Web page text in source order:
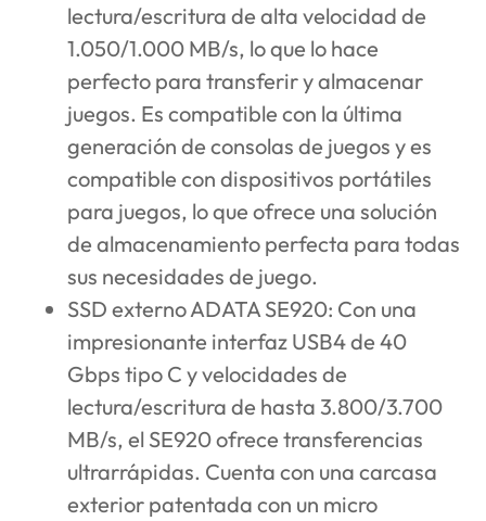
lectura/escritura de alta velocidad de
1.050/1.000 MB/s, lo que lo hace
perfecto para transferir y almacenar
juegos. Es compatible con la última
generación de consolas de juegos y es
compatible con dispositivos portátiles
para juegos, lo que ofrece una solución
de almacenamiento perfecta para todas
sus necesidades de juego.
SSD externo ADATA SE920: Con una
impresionante interfaz USB4 de 40
Gbps tipo C y velocidades de
lectura/escritura de hasta 3.800/3.700
MB/s, el SE920 ofrece transferencias
ultrarrápidas. Cuenta con una carcasa
exterior patentada con un micro